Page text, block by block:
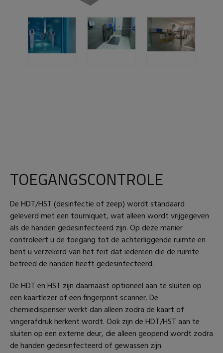
TOEGANGSCONTROLE
De HDT/HST (desinfectie of zeep) wordt standaard
geleverd met een tourniquet, wat alleen wordt vrijgegeven
als de handen gedesinfecteerd zijn. Op deze manier
controleert u de toegang tot de achterliggende ruimte en
bent u verzekerd van het feit dat iedereen die de ruimte
betreed de handen heeft gedesinfecteerd.
De HDT en HST zijn daarnaast optioneel aan te sluiten op
een kaartlezer of een fingerprint scanner. De
chemiedispenser werkt dan alleen zodra de kaart of
vingerafdruk herkent wordt. Ook zijn de HDT/HST aan te
sluiten op een externe deur, die alleen geopend wordt zodra
de handen gedesinfecteerd of gewassen zijn.